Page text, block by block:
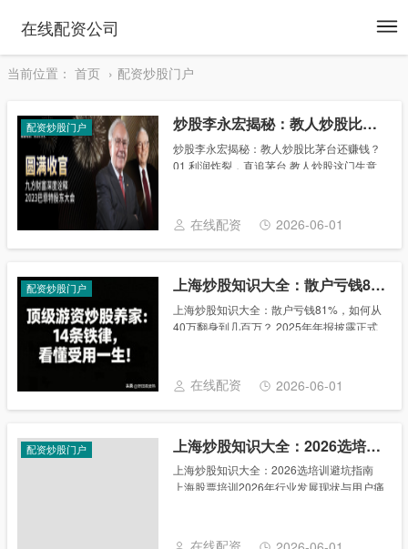
在线配资公司
当前位置： 首页 配资炒股门户
配资炒股门户 炒股李永宏揭秘：教人炒股比茅台还赚钱？
炒股李永宏揭秘：教人炒股比茅台还赚钱？
01 利润炸裂，直追茅台 教人炒股这门生意
育。投资者对于财富管理知识的渴求，催生
了投资......
在线配资 2026-06-01
配资炒股门户 上海炒股知识大全：散户亏钱81%，如何从40万翻身到几百万？
上海炒股知识大全：散户亏钱81%，如何从
40万翻身到几百万？ 2025年年报披露正式
先告知书——ST国华、ST天龙、S......
在线配资 2026-06-01
配资炒股门户 上海炒股知识大全：2026选培训避坑指南
上海炒股知识大全：2026选培训避坑指南
上海股票培训2026年行业发展现状与用户痛
参与上海炒股实操培训的投资者却面临